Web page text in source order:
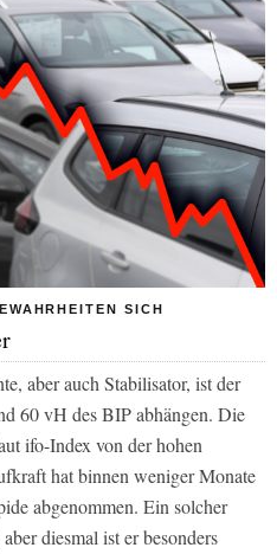
SICH
aber auch Stabilisator, ist der
60 vH des BIP abhängen. Die
ifo-Index von der hohen
hat binnen weniger Monate
abgenommen. Ein solcher
diesmal ist er besonders